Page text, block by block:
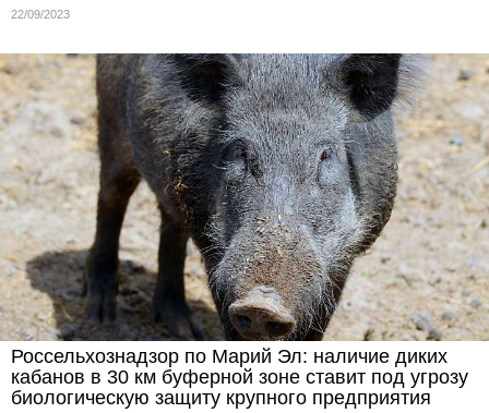
22/09/2023
Россельхознадзор по Марий Эл: наличие диких
кабанов в 30 км буферной зоне ставит под угрозу
биологическую защиту крупного предприятия